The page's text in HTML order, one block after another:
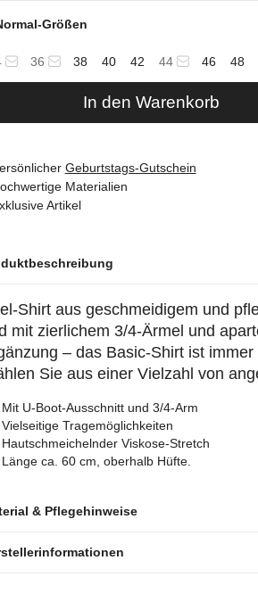
Größen
36 38 40 42 44 46 48
In den Warenkorb
Geburtstags-Gutschein
Materialien
Artikel
Shirt aus geschmeidigem und
mit zierlichem 3/4-Ärmel und
– das Basic-Shirt ist
Sie aus einer Vielzahl von
Mit U-Boot-Ausschnitt und 3/4-Arm
Vielseitige Tragemöglichkeiten
Hautschmeichelnder Viskose-Stretch
Länge ca. 60 cm, oberhalb Hüfte.
& Pflegehinweise